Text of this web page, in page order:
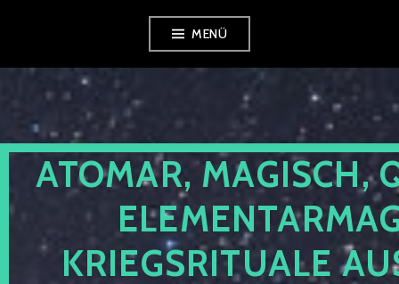
springen
MENÜ
ATOMAR, MAGISCH,
KRIEGSRITUALE